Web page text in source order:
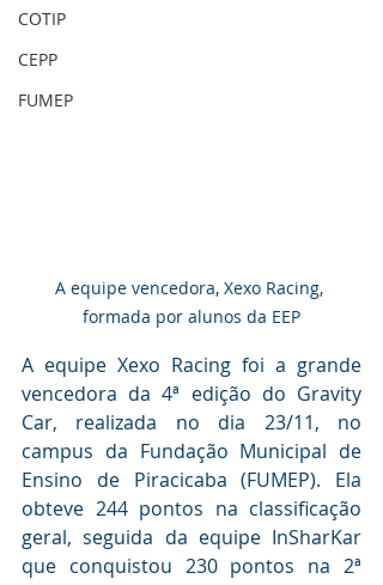
COTIP
CEPP
FUMEP
A equipe vencedora, Xexo Racing,
formada por alunos da EEP
A equipe Xexo Racing foi a grande
vencedora da 4ª edição do Gravity
Car, realizada no dia 23/11, no
campus da Fundação Municipal de
Ensino de Piracicaba (FUMEP). Ela
obteve 244 pontos na classificação
geral, seguida da equipe InSharKar
que conquistou 230 pontos na 2ª